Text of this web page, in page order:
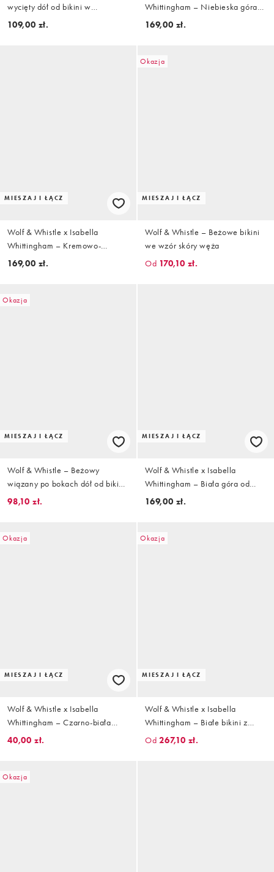
wycięty dół od bikini w
zgaszonym niebieskim kolorze
109,00 zł.
Whittingham – Niebieska góra
od bikini z fiszbinami
169,00 zł.
MIESZAJ I ŁĄCZ
Wolf & Whistle x Isabella
Whittingham – Kremowo-
oliwkowa góra od bikini z
169,00 zł.
Okazja
MIESZAJ I ŁĄCZ
Wolf & Whistle – Beżowe bikini
we wzór skóry węża
Od 170,10 zł.
Okazja
MIESZAJ I ŁĄCZ
Wolf & Whistle – Beżowy
wiązany po bokach dół od bikini
we wzór skóry węża
98,10 zł.
MIESZAJ I ŁĄCZ
Wolf & Whistle x Isabella
Whittingham – Biała góra od
bikini z fiszbinami i czarną
169,00 zł.
Okazja
MIESZAJ I ŁĄCZ
Wolf & Whistle x Isabella
Whittingham – Czarno-biała
góra od bikini z trójkątnymi
40,00 zł.
Okazja
MIESZAJ I ŁĄCZ
Wolf & Whistle x Isabella
Whittingham – Białe bikini z
czarnym kontrastowym
Od 267,10 zł.
Okazja